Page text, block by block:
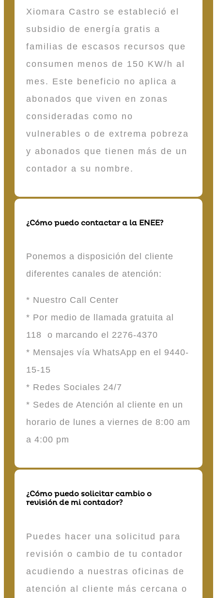
Xiomara Castro se estableció el
subsidio de energía gratis a
familias de escasos recursos que
consumen menos de 150 KW/h al
mes. Este beneficio no aplica a
abonados que viven en zonas
consideradas como no
vulnerables o de extrema pobreza
y abonados que tienen más de un
contador a su nombre.
¿Cómo puedo contactar a la ENEE?
Ponemos a disposición del cliente
diferentes canales de atención:
* Nuestro Call Center
* Por medio de llamada gratuita al
118 o marcando el 2276-4370
* Mensajes vía WhatsApp en el 9440-
15-15
* Redes Sociales 24/7
* Sedes de Atención al cliente en un
horario de lunes a viernes de 8:00 am
a 4:00 pm
¿Cómo puedo solicitar cambio o
revisión de mi contador?
Puedes hacer una solicitud para
revisión o cambio de tu contador
acudiendo a nuestras oficinas de
atención al cliente más cercana o